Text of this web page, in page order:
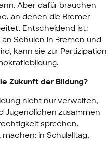
Aber dafür brauchen
an denen die Bremer
Entscheidend ist:
Schulen in Bremen und
kann sie zur Partizipation
Zukunft der Bildung?
nicht nur verwalten,
Jugendlichen zusammen
sprechen,
in Schulalltag,